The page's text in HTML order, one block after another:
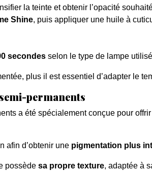
la teinte et obtenir l’opacité
Shine, puis appliquer une huile à
secondes selon le type de lampe
plus il est essentiel d’adapter le
permanents
a été spécialement conçue pour
afin d’obtenir une pigmentation plus
possède sa propre texture, adaptée à